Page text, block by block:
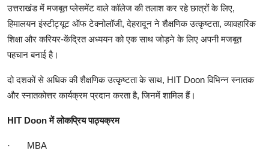
उत्तराखंड में मजबूत प्लेसमेंट वाले कॉलेज की तलाश कर रहे छात्रों के लिए,
हिमालयन इंस्टीट्यूट ऑफ टेक्नोलॉजी, देहरादून ने शैक्षणिक उत्कृष्टता, व्यावहारिक
शिक्षा और करियर-केंद्रित अध्ययन को एक साथ जोड़ने के लिए अपनी मजबूत
पहचान बनाई है।
दो दशकों से अधिक की शैक्षणिक उत्कृष्टता के साथ, HIT Doon विभिन्न स्नातक
और स्नातकोत्तर कार्यक्रम प्रदान करता है, जिनमें शामिल हैं।
HIT Doon में लोकप्रिय पाठ्यक्रम
· MBA